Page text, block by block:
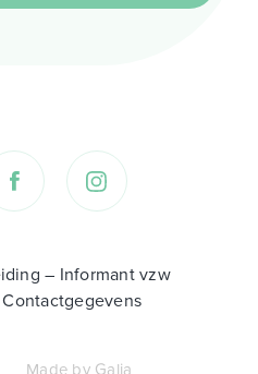
– Informant vzw
Contactgegevens